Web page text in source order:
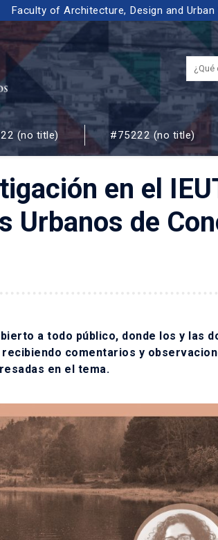
Faculty of Architecture, Design and Urban
(no title) #75222 (no title)
en el
Urbanos de
a todo público, donde los y las
comentarios y
en el tema.